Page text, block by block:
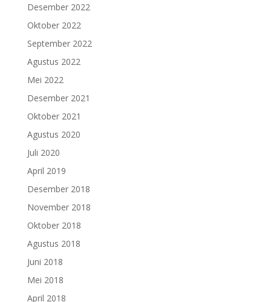
Desember 2022
Oktober 2022
September 2022
Agustus 2022
Mei 2022
Desember 2021
Oktober 2021
Agustus 2020
Juli 2020
April 2019
Desember 2018
November 2018
Oktober 2018
Agustus 2018
Juni 2018
Mei 2018
April 2018